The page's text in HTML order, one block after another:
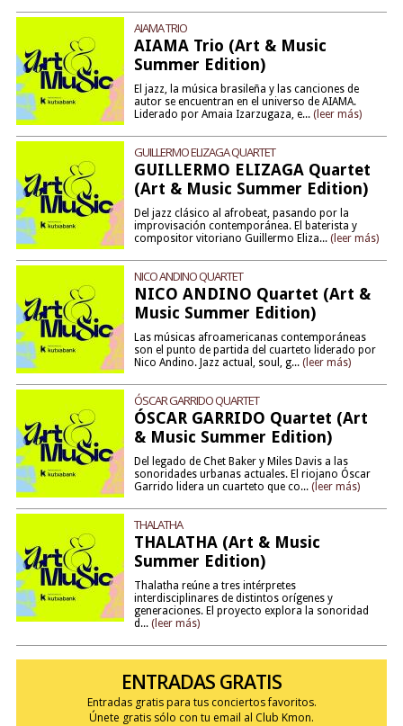
AIAMA TRIO
AIAMA Trio (Art & Music
Summer Edition)
El jazz, la música brasileña y las canciones de
autor se encuentran en el universo de AIAMA.
Liderado por Amaia Izarzugaza, e... (leer más)
GUILLERMO ELIZAGA QUARTET
GUILLERMO ELIZAGA Quartet
(Art & Music Summer Edition)
Del jazz clásico al afrobeat, pasando por la
improvisación contemporánea. El baterista y
compositor vitoriano Guillermo Eliza... (leer más)
NICO ANDINO QUARTET
NICO ANDINO Quartet (Art &
Music Summer Edition)
Las músicas afroamericanas contemporáneas
son el punto de partida del cuarteto liderado por
Nico Andino. Jazz actual, soul, g... (leer más)
ÓSCAR GARRIDO QUARTET
ÓSCAR GARRIDO Quartet (Art
& Music Summer Edition)
Del legado de Chet Baker y Miles Davis a las
sonoridades urbanas actuales. El riojano Óscar
Garrido lidera un cuarteto que co... (leer más)
THALATHA
THALATHA (Art & Music
Summer Edition)
Thalatha reúne a tres intérpretes
interdisciplinares de distintos orígenes y
generaciones. El proyecto explora la sonoridad
d... (leer más)
ENTRADAS GRATIS
Entradas gratis para tus conciertos favoritos.
Únete gratis sólo con tu email al Club Kmon.